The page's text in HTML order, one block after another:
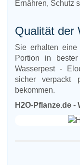
Ernähren, Schutz
Qualität der
Sie erhalten
Portion in bester
Wasserpest -
sicher verpackt
bekommen.
H2O-Pflanze.de